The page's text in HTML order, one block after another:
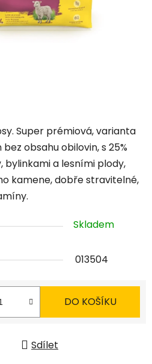
Super prémiová, varianta
obsahu obilovin, s 25%
a lesními plody,
kamene, dobře stravitelné,
Skladem
013504
DO KOŠÍKU
Sdílet